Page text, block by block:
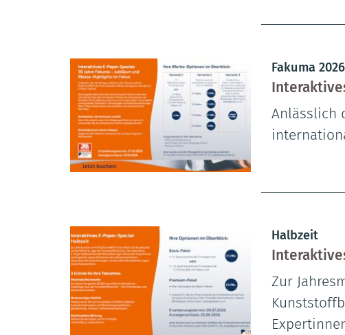
Fakuma 2026
Anlässlich
Halbzeit
Zur